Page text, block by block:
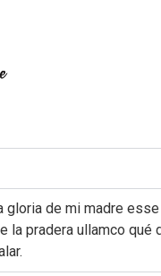
gloria de mi madre
la pradera ullamco qué